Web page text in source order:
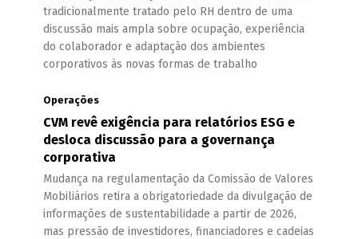
tradicionalmente tratado pelo RH dentro de uma
discussão mais ampla sobre ocupação, experiência
do colaborador e adaptação dos ambientes
corporativos às novas formas de trabalho
Operações
CVM revê exigência para relatórios ESG e
desloca discussão para a governança
corporativa
Mudança na regulamentação da Comissão de Valores
Mobiliários retira a obrigatoriedade da divulgação de
informações de sustentabilidade a partir de 2026,
mas pressão de investidores, financiadores e cadeias